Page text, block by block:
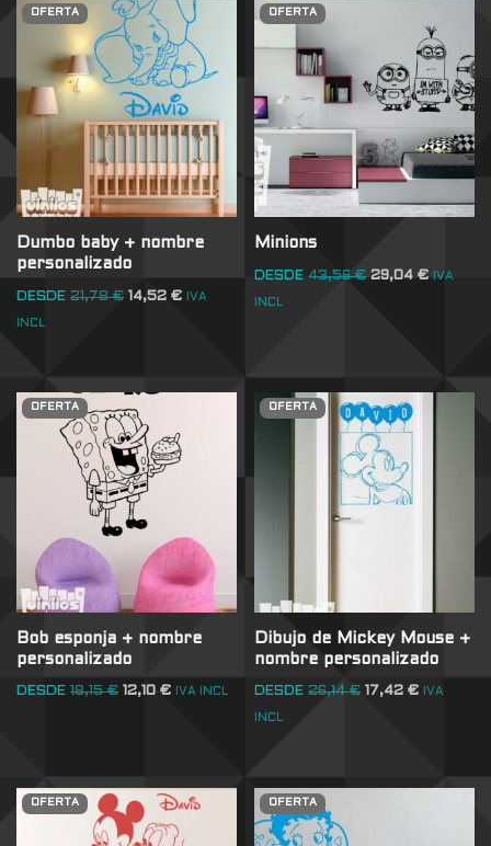
OFERTA
Dumbo baby + nombre
personalizado
DESDE 21,78€ 14,52 € IVA
INCL
OFERTA
Minions
DESDE 43,56€ 29,04€ IVA
INCL
OFERTA
Bob esponja + nombre
personalizado
DESDE 18,15€ 12,10 € IVA INCL
OFERTA
Dibujo de Mickey Mouse +
nombre personalizado
DESDE 26,14€ 17,42€ IVA
INCL
OFERTA OFERTA